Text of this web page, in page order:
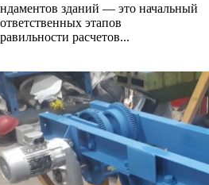
зданий — это начальный
этапов
расчетов...